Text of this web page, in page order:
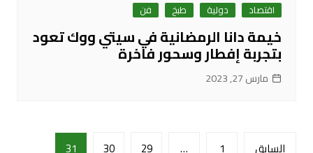
اقتصاد دولية طبخ فن
خيمة دانا الرمضانية في سيتي ووك تعود
بتجربة إفطار وسحور فاخرة
مارس 27, 2023
تعدد
السابق 1
…
29
30
31